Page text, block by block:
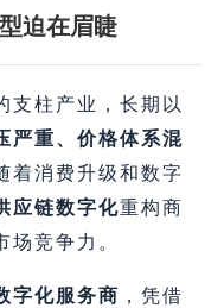
迫在眉睫
支柱产业，长期以
严重、价格体系混
着消费升级和数字
应链数字化重构商
场竞争力。
字化服务商 ，凭借